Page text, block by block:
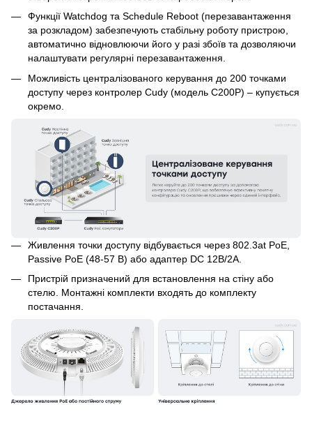
Функції Watchdog та Schedule Reboot (перезавантаження
за розкладом) забезпечують стабільну роботу пристрою,
автоматично відновлюючи його у разі збоїв та дозволяючи
налаштувати регулярні перезавантаження.
Можливість централізованого керування до 200 точками
доступу через контролер Cudy (модель C200P) – купується
окремо.
Живлення точки доступу відбувається через 802.3at PoE,
Passive PoE (48-57 В) або адаптер DC 12В/2А.
Пристрій призначений для встановлення на стіну або
стелю. Монтажні комплекти входять до комплекту
постачання.